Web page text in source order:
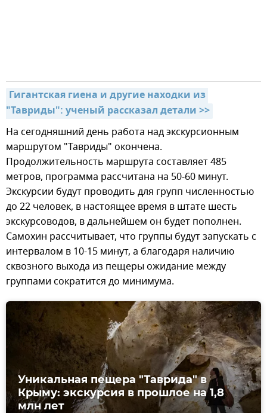
Гигантская гиена и другие находки из
"Тавриды": ученый рассказал детали >>
На сегодняшний день работа над экскурсионным
маршрутом "Тавриды" окончена.
Продолжительность маршрута составляет 485
метров, программа рассчитана на 50-60 минут.
Экскурсии будут проводить для групп численностью
до 22 человек, в настоящее время в штате шесть
экскурсоводов, в дальнейшем он будет пополнен.
Самохин рассчитывает, что группы будут запускать с
интервалом в 10-15 минут, а благодаря наличию
сквозного выхода из пещеры ожидание между
группами сократится до минимума.
Уникальная пещера "Таврида" в
Крыму: экскурсия в прошлое на 1,8
млн лет